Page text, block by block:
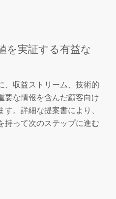
を実証する有益な
、収益ストリーム、技術的
要な情報を含んだ顧客向け
。詳細な提案書により、
持って次のステップに進む